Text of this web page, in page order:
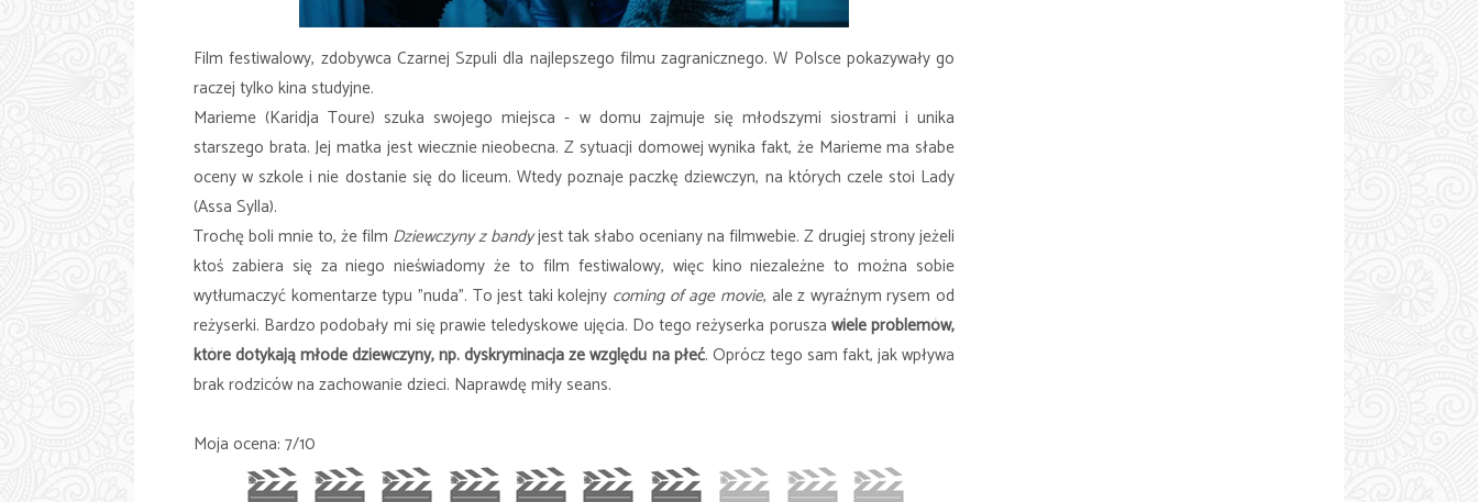
Film festiwalowy, zdobywca Czarnej Szpuli dla najlepszego filmu zagranicznego. W Polsce pokazywały go
raczej tylko kina studyjne.
Marieme (Karidja Toure) szuka swojego miejsca - w domu zajmuje się młodszymi siostrami i unika
starszego brata. Jej matka jest wiecznie nieobecna. Z sytuacji domowej wynika fakt, że Marieme ma słabe
oceny w szkole i nie dostanie się do liceum. Wtedy poznaje paczkę dziewczyn, na których czele stoi Lady
(Assa Sylla).
Trochę boli mnie to, że film Dziewczyny z bandyjest tak słabo oceniany na filmwebie. Z drugiej strony jeżeli
ktoś zabiera się za niego nieświadomy że to film festiwalowy, więc kino niezależne to można sobie
wytłumaczyć komentarze typu "nuda". To jest taki kolejny coming of age movie, ale z wyraźnym rysem od
reżyserki. Bardzo podobały mi się prawie teledyskowe ujęcia. Do tego reżyserka porusza wiele problemów,
które dotykają młode dziewczyny, np. dyskryminacja ze względu na płeć. Oprócz tego sam fakt, jak wpływa
brak rodziców na zachowanie dzieci. Naprawdę miły seans.
Moja ocena: 7/10